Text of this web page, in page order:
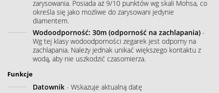
zarysowania. Posiada aż 9/10 punktów wg skali Mohsa, co
określa się jako możliwe do zarysowani jedynie
diamentem.
Wodoodporność: 30m (odporność na zachlapania) -
Wg tej klasy wodoodporności zegarek jest odporny na
zachlapania. Należy jednak unikać większego kontaktu z
wodą, aby nie uszkodzić czasomierza.
Funkcje
Datownik - Wskazuje aktualną datę